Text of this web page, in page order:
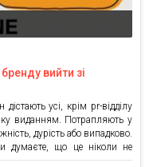
вийти зі
усі, крім pr-відділу
виданням. Потрапляють у
дурість або випадково.
думаєте, що це ніколи не
на друзки, а почали